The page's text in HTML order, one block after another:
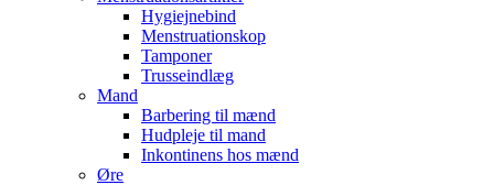
Hygiejnebind
Menstruationskop
Tamponer
Trusseindlæg
Mand
Barbering til mænd
Hudpleje til mand
Inkontinens hos mænd
Øre